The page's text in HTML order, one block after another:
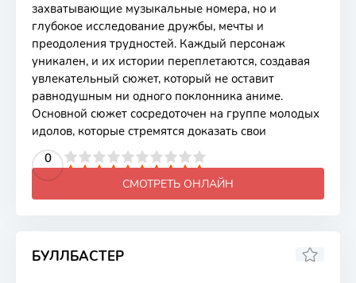
захватывающие музыкальные номера, но и
глубокое исследование дружбы, мечты и
преодоления трудностей. Каждый персонаж
уникален, и их истории переплетаются, создавая
увлекательный сюжет, который не оставит
равнодушным ни одного поклонника аниме.
Основной сюжет сосредоточен на группе молодых
идолов, которые стремятся доказать свои
0
4 5 6 7 8 9 10
СМОТРЕТЬ ОНЛАЙН
БУЛЛБАСТЕР